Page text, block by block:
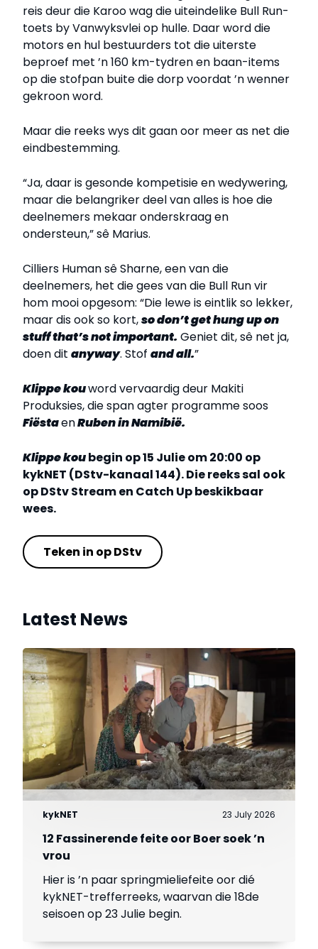
reis deur die Karoo wag die uiteindelike Bull Run-
toets by Vanwyksvlei op hulle. Daar word die
motors en hul bestuurders tot die uiterste
beproef met ’n 160 km-tydren en baan-items
op die stofpan buite die dorp voordat ’n wenner
gekroon word.
Maar die reeks wys dit gaan oor meer as net die
eindbestemming.
“Ja, daar is gesonde kompetisie en wedywering,
maar die belangriker deel van alles is hoe die
deelnemers mekaar onderskraag en
ondersteun,” sê Marius.
Cilliers Human sê Sharne, een van die
deelnemers, het die gees van die Bull Run vir
hom mooi opgesom: “Die lewe is eintlik so lekker,
maar dis ook so kort,so don’t get hung up on
stuff that’s not important. Geniet dit, sê net ja,
doen dit anyway. Stof and all.”
Klippe kouword vervaardig deur Makiti
Produksies, die span agter programme soos
FiëstaenRuben in Namibië.
Klippe koubegin op 15 Julie om 20:00 op
kykNET (DStv-kanaal 144). Die reeks sal ook
op DStv Stream en Catch Up beskikbaar
wees.
Teken in op DStv
Latest News
kykNET 23 July 2026
12 Fassinerende feite oor Boer soek ’n
vrou
Hier is ’n paar springmieliefeite oor dié
kykNET-trefferreeks, waarvan die 18de
seisoen op 23 Julie begin.